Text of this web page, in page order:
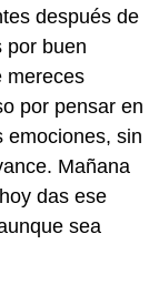
después de
por buen
mereces
por pensar en
emociones, sin
Mañana
das ese
sea